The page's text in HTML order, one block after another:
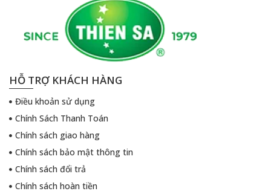
HỖ TRỢ KHÁCH HÀNG
Điều khoản sử dụng
Chính Sách Thanh Toán
Chính sách giao hàng
Chính sách bảo mật thông tin
Chính sách đổi trả
Chính sách hoàn tiền